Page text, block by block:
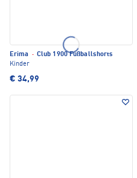
Erima · Club 1900 Fußballshorts
Kinder
€ 34,99